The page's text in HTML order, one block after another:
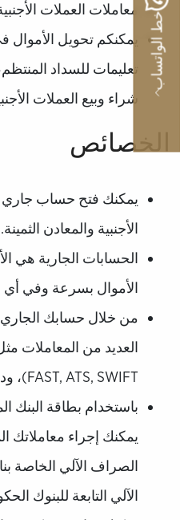
معاملات العملات
يمكنكم تحويل
تعليمات للسداد
شراء وبيع العملات
الخصائص
يمكنك فتح حساب جاري
الأجنبية والمعادن الثمينة.
الحسابات الجارية هي
الأموال بسرعة وفي
من خلال حسابك
FAST, ATS, SWIFT)، ودفع الفواتير والضرائب.
باستخدام بطاقة البنك
يمكنك إجراء معاملاتك
الصراف الآلي الخاصة
الآلي التابعة للبنوك
خط الواتساب